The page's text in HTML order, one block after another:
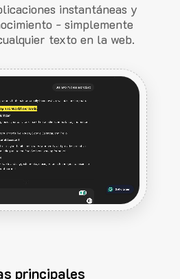
instantáneas y
- simplemente
texto en la web.
principales